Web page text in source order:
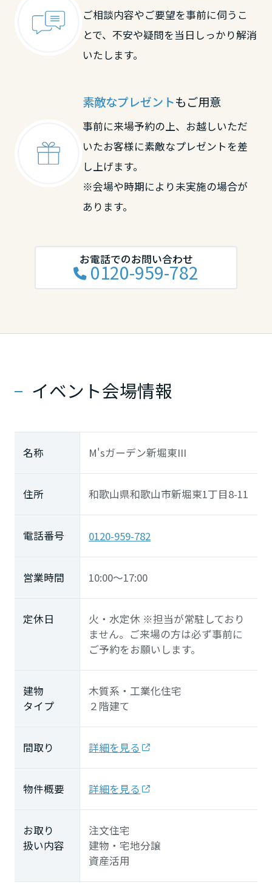
ご相談内容やご要望を事前に伺うこ
とで、不安や疑問を当日しっかり解消
いたします。
素敵なプレゼントもご用意
事前に来場予約の上、お越しいただ
いたお客様に素敵なプレゼントを差
し上げます。
※会場や時期により未実施の場合が
あります。
お電話でのお問い合わせ
0120-959-782
イベント会場情報
名称 M'sガーデン新堀東III
住所 和歌山県和歌山市新堀東1丁目8-11
電話番号 0120-959-782
営業時間 10:00～17:00
定休日
火・水定休 ※担当が常駐しており
ません。ご来場の方は必ず事前に
ご予約をお願いします。
建物
タイプ
木質系・工業化住宅
２階建て
間取り 詳細を見る
物件概要 詳細を見る
お取り
扱い内容
注文住宅
建物・宅地分譲
資産活用